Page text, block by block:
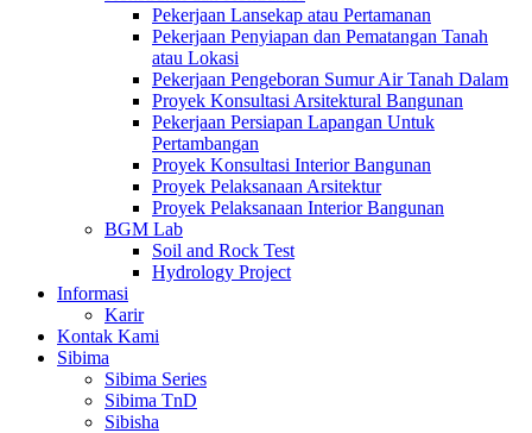
Pekerjaan Lansekap atau Pertamanan
Pekerjaan Penyiapan dan Pematangan Tanah
atau Lokasi
Pekerjaan Pengeboran Sumur Air Tanah Dalam
Proyek Konsultasi Arsitektural Bangunan
Pekerjaan Persiapan Lapangan Untuk
Pertambangan
Proyek Konsultasi Interior Bangunan
Proyek Pelaksanaan Arsitektur
Proyek Pelaksanaan Interior Bangunan
BGM Lab
Soil and Rock Test
Hydrology Project
Informasi
Karir
Kontak Kami
Sibima
Sibima Series
Sibima TnD
Sibisha